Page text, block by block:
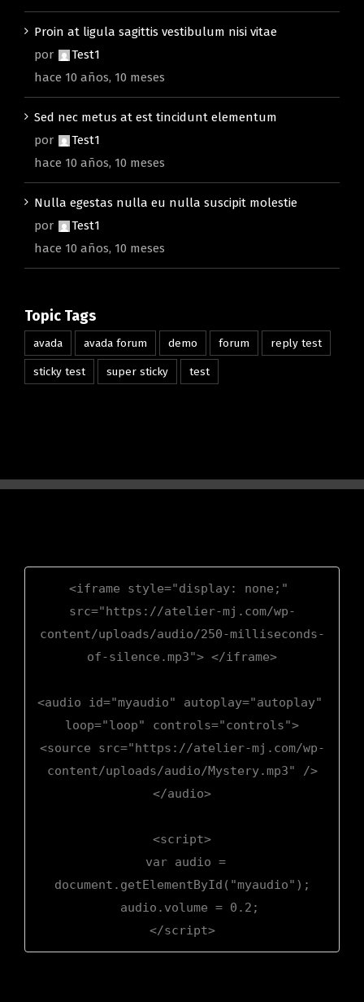
Proin at ligula sagittis vestibulum nisi vitae
por
Test1
hace 10 años, 10 meses
Sed nec metus at est tincidunt elementum
por
Test1
hace 10 años, 10 meses
Nulla egestas nulla eu nulla suscipit molestie
por
Test1
hace 10 años, 10 meses
Topic Tags
avada avada forum demo forum reply test
sticky test super sticky test
<iframe style="display: none;"
src="https://atelier-mj.com/wp-
content/uploads/audio/250-milliseconds-
of-silence.mp3"> </iframe>
<audio id="myaudio" autoplay="autoplay"
loop="loop" controls="controls">
<source src="https://atelier-mj.com/wp-
content/uploads/audio/Mystery.mp3" />
</audio>
<script>
document.getElementById("myaudio");
</script>